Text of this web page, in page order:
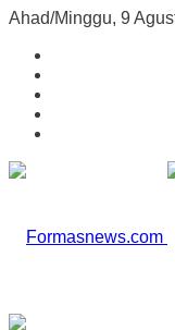
Ahad/Minggu, 9